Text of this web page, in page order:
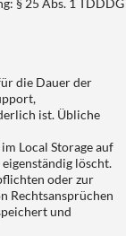
§ 25 Abs. 1 TDDDG
die Dauer der
ist. Übliche
Local Storage auf
löscht.
oder zur
Rechtsansprüchen
und